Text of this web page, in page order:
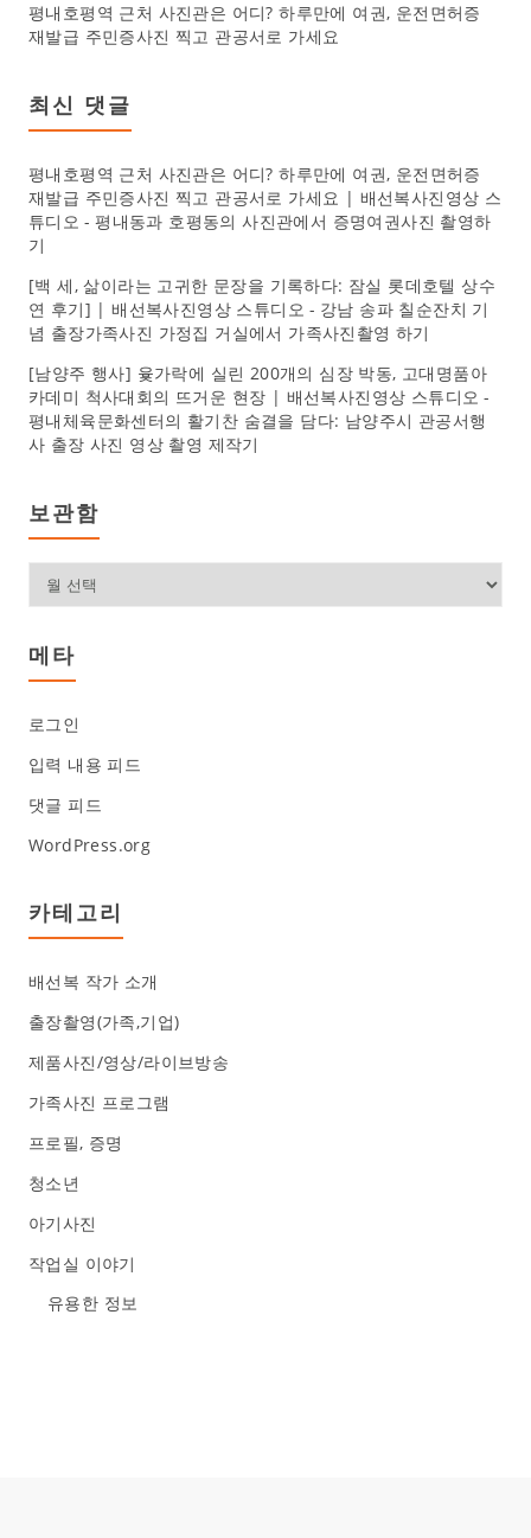
평내호평역 근처 사진관은 어디? 하루만에 여권, 운전면허증
재발급 주민증사진 찍고 관공서로 가세요
최신 댓글
평내호평역 근처 사진관은 어디? 하루만에 여권, 운전면허증
재발급 주민증사진 찍고 관공서로 가세요 | 배선복사진영상 스
튜디오 -평내동과 호평동의 사진관에서 증명여권사진 촬영하
기
[백 세, 삶이라는 고귀한 문장을 기록하다: 잠실 롯데호텔 상수
연 후기] | 배선복사진영상 스튜디오 - 강남 송파 칠순잔치 기
념 출장가족사진 가정집 거실에서 가족사진촬영 하기
[남양주 행사] 윷가락에 실린 200개의 심장 박동, 고대명품아
카데미 척사대회의 뜨거운 현장 | 배선복사진영상 스튜디오 -
평내체육문화센터의 활기찬 숨결을 담다: 남양주시 관공서행
사 출장 사진 영상 촬영 제작기
보관함보
관
함
메타
로그인
입력 내용 피드
댓글 피드
WordPress.org
카테고리
배선복 작가 소개
출장촬영(가족,기업)
제품사진/영상/라이브방송
가족사진 프로그램
프로필, 증명
청소년
아기사진
작업실 이야기
유용한 정보